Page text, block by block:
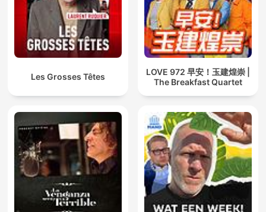
Les Grosses Têtes
LOVE 972 早安！玉建煌崇 |
The Breakfast Quartet